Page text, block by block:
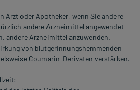
Arzt oder Apotheker, wenn Sie andere
andere Arzneimittel angewendet
andere Arzneimittel anzuwenden.
von blutgerinnungshemmenden
Coumarin-Derivaten verstärken.